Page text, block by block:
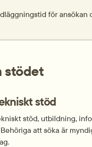
för ansökan
stödet
stöd
stöd, utbildning,
att söka är